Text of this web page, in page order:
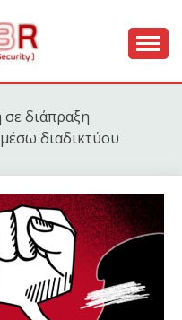
διάπραξη
διαδικτύου